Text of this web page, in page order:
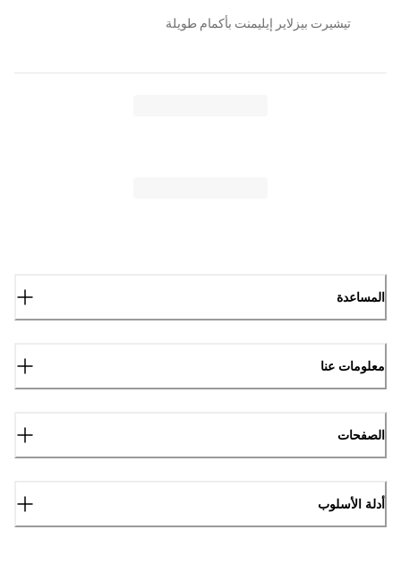
تيشيرت بيزلاير إيليمنت بأكمام طويلة
المساعدة
معلومات عنا
الصفحات
أدلة الأسلوب